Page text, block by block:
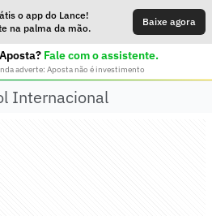
o app do Lance!
na palma da mão.
Baixe agora
Fale com o assistente.
adverte: Aposta não é investimento
Internacional